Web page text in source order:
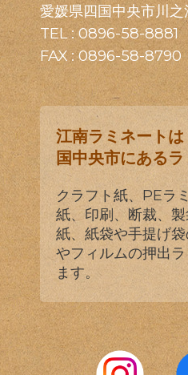
愛媛県四国中央市川
TEL :0896-58-8881
FAX : 0896-58-8790
江南ラミネート
国中央市にある
クラフト紙、PEラ
紙、印刷、断裁、
紙、紙袋や手提げ
やフィルムの押出
ます。